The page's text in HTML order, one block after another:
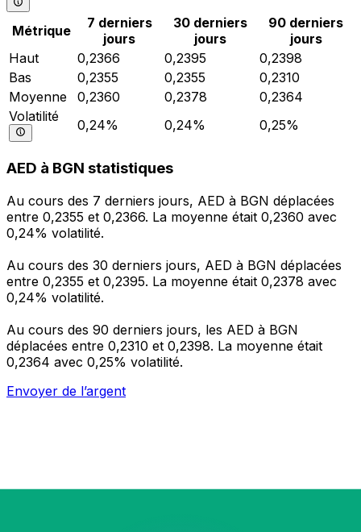
Métrique
7 derniers
jours
30 derniers
jours
90 derniers
jours
Haut
0,2366 0,2395
0,2398
Bas
0,2355 0,2355
0,2310
Moyenne
0,2360 0,2378
0,2364
Volatilité
0,24% 0,24% 0,25%
AED à BGN statistiques
Au cours des 7 derniers jours, AED à BGN déplacées
entre 0,2355 et 0,2366. La moyenne était 0,2360 avec
0,24% volatilité.
Au cours des 30 derniers jours, AED à BGN déplacées
entre 0,2355 et 0,2395. La moyenne était 0,2378 avec
0,24% volatilité.
Au cours des 90 derniers jours, les AED à BGN
déplacées entre 0,2310 et 0,2398. La moyenne était
0,2364 avec 0,25% volatilité.
Envoyer de l’argent
nécessaires pour vos transferts d'argent internationaux